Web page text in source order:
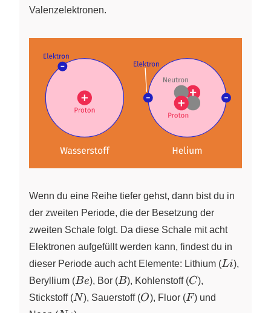
Valenzelektronen.
Wenn du eine Reihe tiefer gehst, dann bist du in
der zweiten Periode, die der Besetzung der
zweiten Schale folgt. Da diese Schale mit acht
Elektronen aufgefüllt werden kann, findest du in
dieser Periode auch acht Elemente: Lithium (Li
Li),
Beryllium (Be
Be), Bor (B
B), Kohlenstoff (C
C),
Stickstoff (N
N), Sauerstoff (O
O), Fluor (F
F) und